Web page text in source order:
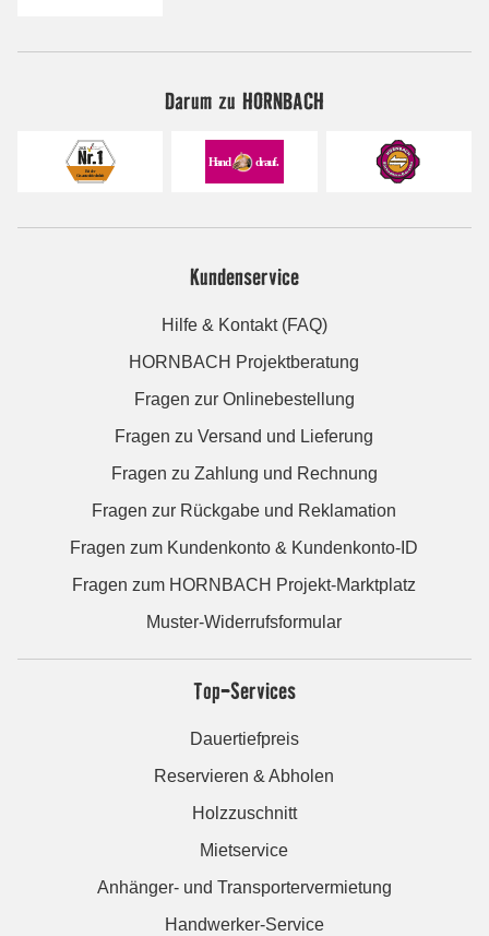
Darum zu HORNBACH
Kundenservice
Hilfe & Kontakt (FAQ)
HORNBACH Projektberatung
Fragen zur Onlinebestellung
Fragen zu Versand und Lieferung
Fragen zu Zahlung und Rechnung
Fragen zur Rückgabe und Reklamation
Fragen zum Kundenkonto & Kundenkonto-ID
Fragen zum HORNBACH Projekt-Marktplatz
Muster-Widerrufsformular
Top-Services
Dauertiefpreis
Reservieren & Abholen
Holzzuschnitt
Mietservice
Anhänger- und Transportervermietung
Handwerker-Service